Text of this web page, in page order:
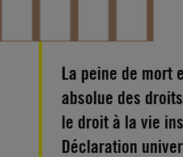
La peine de mort
absolue des
le droit à la vie
Déclaration